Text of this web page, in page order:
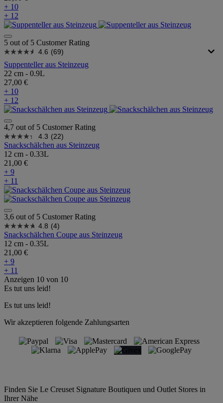
+ 10
+ 12
5 out of 5 Customer Rating
4.6 (69)
Suppenteller aus Steinzeug
22 cm - 0.9L
27,00 €
+ 10
+ 12
4,7 out of 5 Customer Rating
4.3 (22)
Snackschälchen aus Steinzeug
12 cm - 0.33L
21,00 €
+ 9
+ 11
3,6 out of 5 Customer Rating
4.8 (4)
Snackschälchen Coupe aus Steinzeug
12 cm - 0.35L
21,00 €
+ 9
+ 11
Anzeigen 10 von 10
Es tut uns leid!
Es tut uns leid!
Wir akzeptieren folgende Zahlungsarten
Finden Sie Le Creuset Signature Boutiquen und Outlet Stores in
Ihrer Nähe